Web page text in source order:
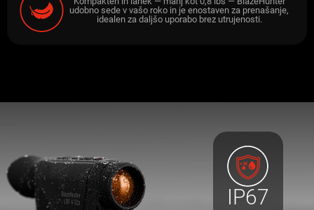
IP67
udobno sede v vašo roko in je enostaven za prenašanje,
idealen za daljšo uporabo brez utrujenosti.